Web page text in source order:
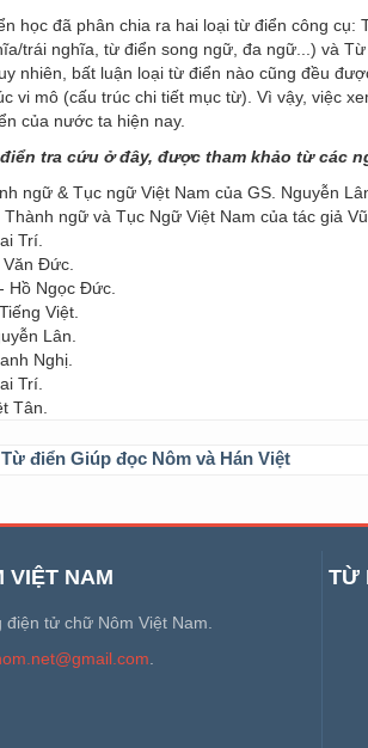
học đã phân chia ra hai loại từ điển công
trái nghĩa, từ điển song ngữ, đa ngữ...) và
nhiên, bất luận loại từ điển nào cũng đều
vi mô (cấu trúc chi tiết mục từ). Vì vậy, việc
của nước ta hiện nay.
tra cứu ở đây, được tham khảo từ các
ngữ & Tục ngữ Việt Nam của GS. Nguyễn
ngữ và Tục Ngữ Việt Nam của tác giả
Trí.
Đức.
Hồ Ngọc Đức.
Việt.
Lân.
Nghị.
Trí.
Tân.
Từ điển Giúp đọc Nôm và Hán Việt
VIỆT NAM
điện tử chữ Nôm Việt Nam.
TỪ